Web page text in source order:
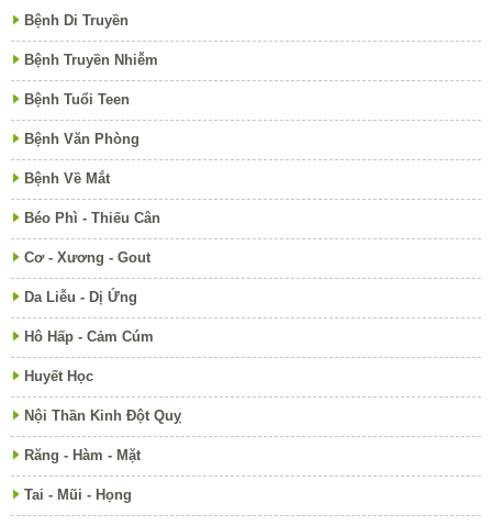
Bệnh Di Truyền
Bệnh Truyền Nhiễm
Bệnh Tuổi Teen
Bệnh Văn Phòng
Bệnh Về Mắt
Béo Phì - Thiếu Cân
Cơ - Xương - Gout
Da Liễu - Dị Ứng
Hô Hấp - Cảm Cúm
Huyết Học
Nội Thần Kinh Đột Quỵ
Răng - Hàm - Mặt
Tai - Mũi - Họng